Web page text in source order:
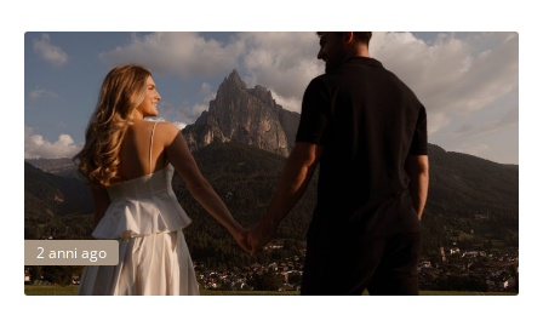
2 anni ago